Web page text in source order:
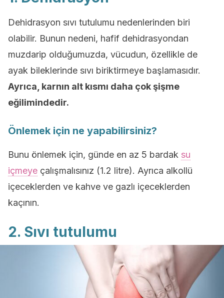
Dehidrasyon sıvı tutulumu nedenlerinden biri
olabilir. Bunun nedeni, hafif dehidrasyondan
muzdarip olduğumuzda, vücudun, özellikle de
ayak bileklerinde sıvı biriktirmeye başlamasıdır.
Ayrıca, karnın alt kısmı daha çok şişme
eğilimindedir.
Önlemek için ne yapabilirsiniz?
Bunu önlemek için, günde en az 5 bardak su
içmeye çalışmalısınız (1.2 litre). Ayrıca alkollü
içeceklerden ve kahve ve gazlı içeceklerden
kaçının.
2. Sıvı tutulumu